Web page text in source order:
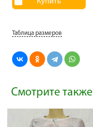
Таблица размеров
Смотрите также